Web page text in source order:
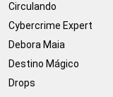
Circulando
Cybercrime Expert
Debora Maia
Destino Mágico
Drops